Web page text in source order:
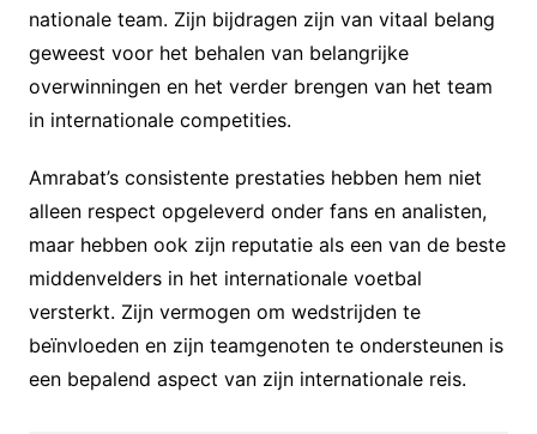
nationale team. Zijn bijdragen zijn van vitaal belang
geweest voor het behalen van belangrijke
overwinningen en het verder brengen van het team
in internationale competities.
Amrabat’s consistente prestaties hebben hem niet
alleen respect opgeleverd onder fans en analisten,
maar hebben ook zijn reputatie als een van de beste
middenvelders in het internationale voetbal
versterkt. Zijn vermogen om wedstrijden te
beïnvloeden en zijn teamgenoten te ondersteunen is
een bepalend aspect van zijn internationale reis.